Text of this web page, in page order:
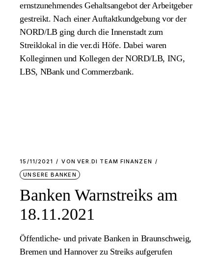
ernstzunehmendes Gehaltsangebot der Arbeitgeber
gestreikt. Nach einer Auftaktkundgebung vor der
NORD/LB ging durch die Innenstadt zum
Streiklokal in die ver.di Höfe. Dabei waren
Kolleginnen und Kollegen der NORD/LB, ING,
LBS, NBank und Commerzbank.
15/11/2021 VON VER.DI TEAM FINANZEN
UNSERE BANKEN
Banken Warnstreiks am
18.11.2021
Öffentliche- und private Banken in Braunschweig,
Bremen und Hannover zu Streiks aufgerufen